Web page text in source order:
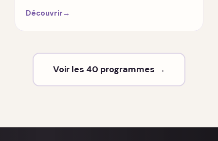
Découvrir →
Voir les 40 programmes →